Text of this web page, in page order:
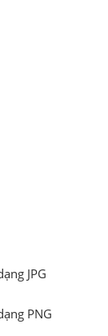
JPG
PNG